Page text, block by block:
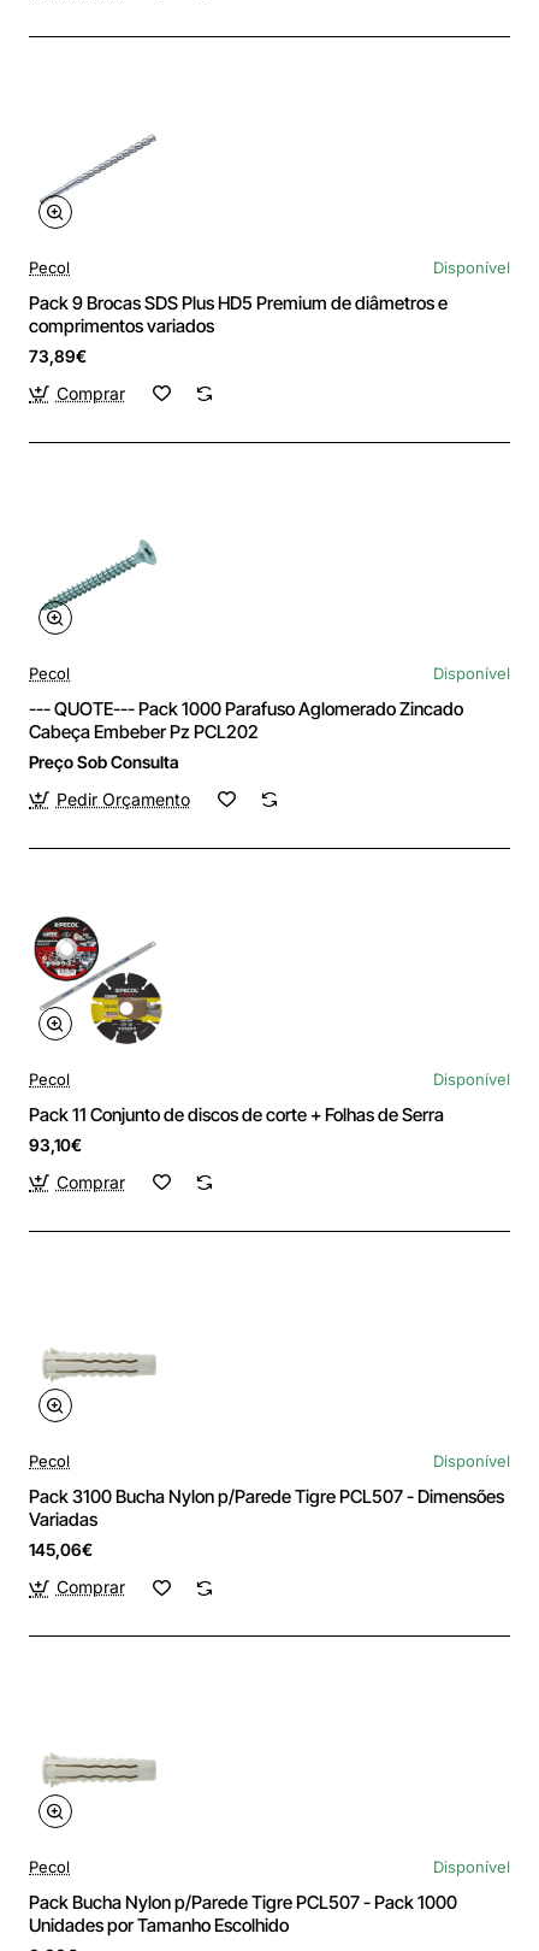
Pecol Disponível
Pack 9 Brocas SDS Plus HD5 Premium de diâmetros e
comprimentos variados
73,89€
Comprar
Pecol Disponível
--- QUOTE--- Pack 1000 Parafuso Aglomerado Zincado
Cabeça Embeber Pz PCL202
Preço Sob Consulta
Pedir Orçamento
Pecol Disponível
Pack 11 Conjunto de discos de corte + Folhas de Serra
93,10€
Comprar
Pecol Disponível
Pack 3100 Bucha Nylon p/Parede Tigre PCL507 - Dimensões
Variadas
145,06€
Comprar
Pecol Disponível
Pack Bucha Nylon p/Parede Tigre PCL507 - Pack 1000
Unidades por Tamanho Escolhido